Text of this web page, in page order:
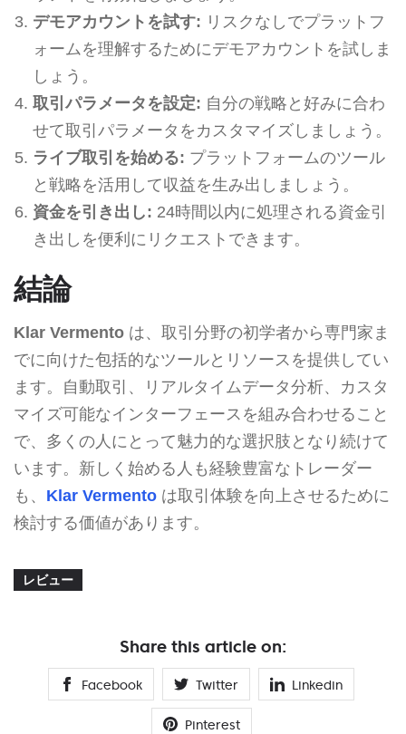
デモアカウントを試す: リスクなしでプラットフ
ォームを理解するためにデモアカウントを試しま
しょう。
取引パラメータを設定: 自分の戦略と好みに合わ
せて取引パラメータをカスタマイズしましょう。
ライブ取引を始める: プラットフォームのツール
と戦略を活用して収益を生み出しましょう。
資金を引き出し: 24時間以内に処理される資金引
き出しを便利にリクエストできます。
結論
Klar Vermento は、取引分野の初学者から専門家ま
でに向けた包括的なツールとリソースを提供してい
ます。自動取引、リアルタイムデータ分析、カスタ
マイズ可能なインターフェースを組み合わせること
で、多くの人にとって魅力的な選択肢となり続けて
います。新しく始める人も経験豊富なトレーダー
も、 Klar Vermento は取引体験を向上させるために
検討する価値があります。
レビュー
Share this article on:
Facebook Twitter Linkedin
Pinterest